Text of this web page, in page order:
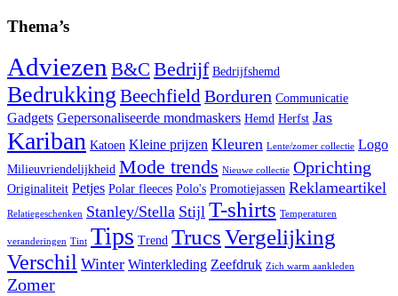
Thema’s
Adviezen B&C Bedrijf Bedrijfshemd
Bedrukking BeechfieldBorduren Communicatie
Gadgets Gepersonaliseerde mondmaskers Hemd Herfst Jas
Kariban Katoen Kleine prijzen Kleuren Lente/zomer collectie Logo
Milieuvriendelijkheid Mode trends Nieuwe collectie Oprichting
Originaliteit Petjes Polar fleeces Polo's Promotiejassen Reklameartikel
Relatiegeschenken Stanley/Stella Stijl T-shirts Temperaturen
veranderingen Tint Tips Trend TrucsVergelijking
Verschil Winter Winterkleding Zeefdruk Zich warm aankleden
Zomer